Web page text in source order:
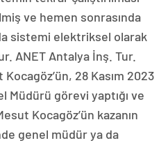
ve hemen sonrasında
sistemi elektriksel olarak
ANET Antalya İnş. Tur.
28 Kasım 2023
Müdürü görevi yaptığı ve
Kocagöz’ün kazanın
genel müdür ya da